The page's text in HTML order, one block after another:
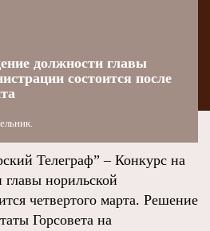
должности главы
состоится после
Телеграф” – Конкурс на
норильской
четвертого марта. Решение
Горсовета на